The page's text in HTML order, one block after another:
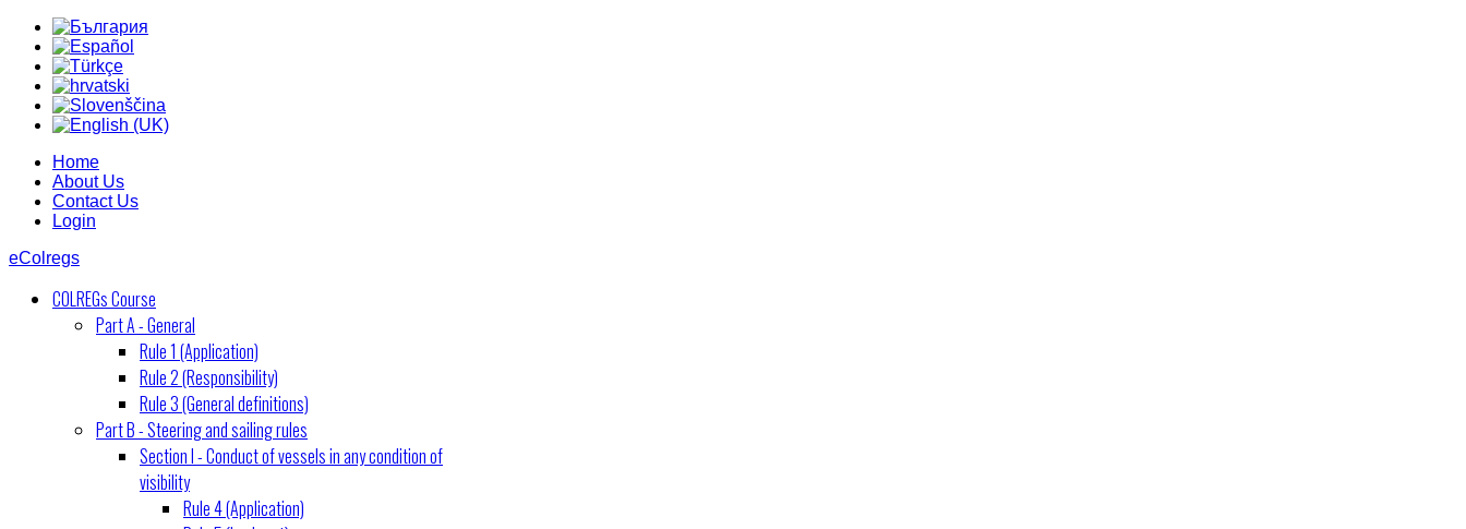
Home
About Us
Contact Us
Login
eColregs
COLREGs Course
Part A - General
Rule 1 (Application)
Rule 2 (Responsibility)
Rule 3 (General definitions)
Part B - Steering and sailing rules
Section I - Conduct of vessels in any condition of
visibility
Rule 4 (Application)